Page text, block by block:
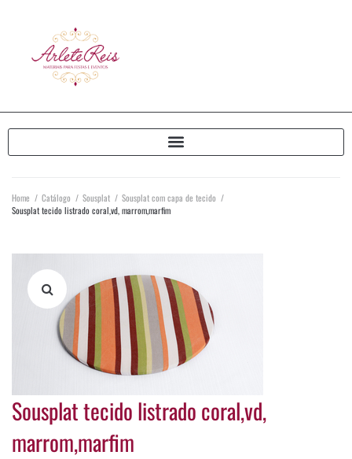
Home / Catálogo / Sousplat / Sousplat com capa de tecido /
Sousplat tecido listrado coral,vd, marrom,marfim
Sousplat tecido listrado coral,vd,
marrom,marfim